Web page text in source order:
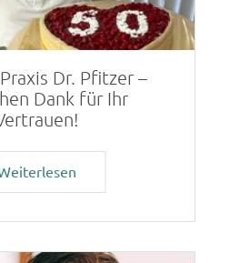
Dr. Pfitzer –
Dank für Ihr